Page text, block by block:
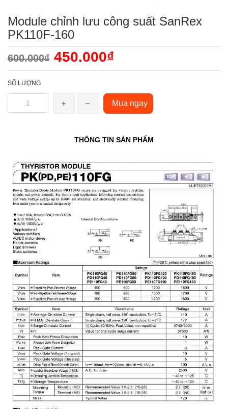
Module chỉnh lưu công suất SanRex
PK110F-160
600.000₫ 450.000₫
SỐ LƯỢNG
Mua ngay
THÔNG TIN SẢN PHẨM